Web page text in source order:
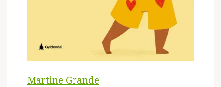
Martine Grande